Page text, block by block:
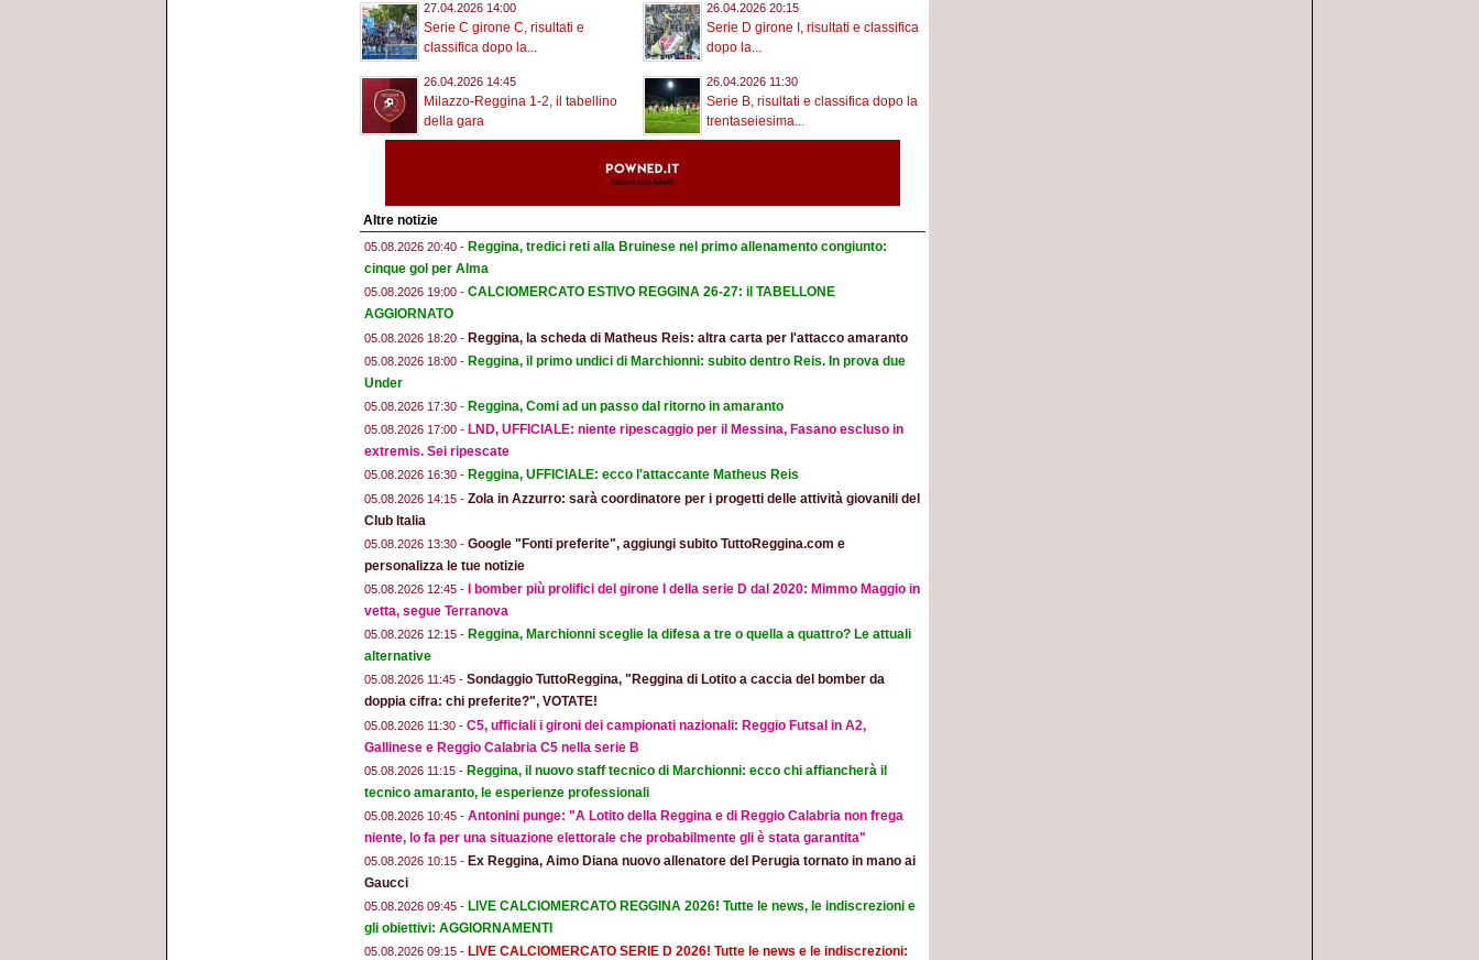
27.04.2026 14:00
Serie C girone C, risultati e
classifica dopo la...
26.04.2026 20:15
Serie D girone I, risultati e classifica
dopo la...
26.04.2026 14:45
Milazzo-Reggina 1-2, il tabellino
della gara
26.04.2026 11:30
Serie B, risultati e classifica dopo la
trentaseiesima...
Altre notizie
05.08.2026 20:40 - Reggina, tredici reti alla Bruinese nel primo allenamento congiunto:
cinque gol per Alma
05.08.2026 19:00 - CALCIOMERCATO ESTIVO REGGINA 26-27: il TABELLONE
AGGIORNATO
05.08.2026 18:20 - Reggina, la scheda di Matheus Reis: altra carta per l'attacco amaranto
05.08.2026 18:00 - Reggina, il primo undici di Marchionni: subito dentro Reis. In prova due
Under
05.08.2026 17:30 - Reggina, Comi ad un passo dal ritorno in amaranto
05.08.2026 17:00 - LND, UFFICIALE: niente ripescaggio per il Messina, Fasano escluso in
extremis. Sei ripescate
05.08.2026 16:30 - Reggina, UFFICIALE: ecco l'attaccante Matheus Reis
05.08.2026 14:15 - Zola in Azzurro: sarà coordinatore per i progetti delle attività giovanili del
Club Italia
05.08.2026 13:30 - Google "Fonti preferite", aggiungi subito TuttoReggina.com e
personalizza le tue notizie
05.08.2026 12:45 -
I bomber più prolifici del girone I della serie D dal 2020: Mimmo Maggio in
vetta, segue Terranova
05.08.2026 12:15 - Reggina, Marchionni sceglie la difesa a tre o quella a quattro? Le attuali
alternative
05.08.2026 11:45 - Sondaggio TuttoReggina, "Reggina di Lotito a caccia del bomber da
doppia cifra: chi preferite?", VOTATE!
05.08.2026 11:30 - C5, ufficiali i gironi dei campionati nazionali: Reggio Futsal in A2,
Gallinese e Reggio Calabria C5 nella serie B
05.08.2026 11:15 - Reggina, il nuovo staff tecnico di Marchionni: ecco chi affiancherà il
tecnico amaranto, le esperienze professionali
05.08.2026 10:45 - Antonini punge: "A Lotito della Reggina e di Reggio Calabria non frega
niente, lo fa per una situazione elettorale che probabilmente gli è stata garantita"
05.08.2026 10:15 - Ex Reggina, Aimo Diana nuovo allenatore del Perugia tornato in mano ai
Gaucci
05.08.2026 09:45 - LIVE CALCIOMERCATO REGGINA 2026! Tutte le news, le indiscrezioni e
gli obiettivi: AGGIORNAMENTI
05.08.2026 09:15 - LIVE CALCIOMERCATO SERIE D 2026! Tutte le news e le indiscrezioni: